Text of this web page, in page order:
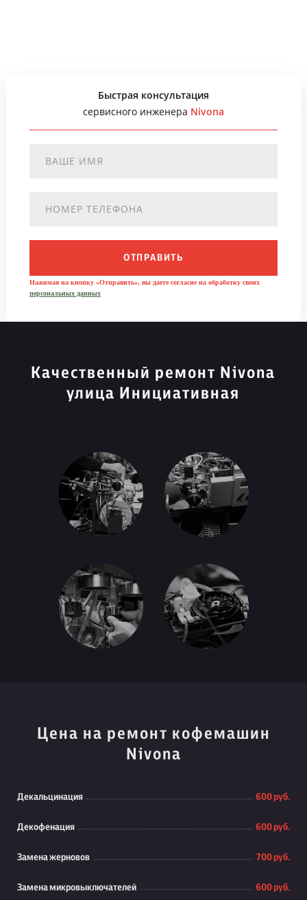
Быстрая консультация
сервисного инженера Nivona
ОТПРАВИТЬ
Нажимая на кнопку «Отправить», вы даете согласие на обработку своих
персональных данных
Качественный ремонт Nivona
улица Инициативная
Цена на ремонт кофемашин
Nivona
Декальцинация 600 руб.
Декофенация 600 руб.
Замена жерновов 700 руб.
Замена микровыключателей 600 руб.